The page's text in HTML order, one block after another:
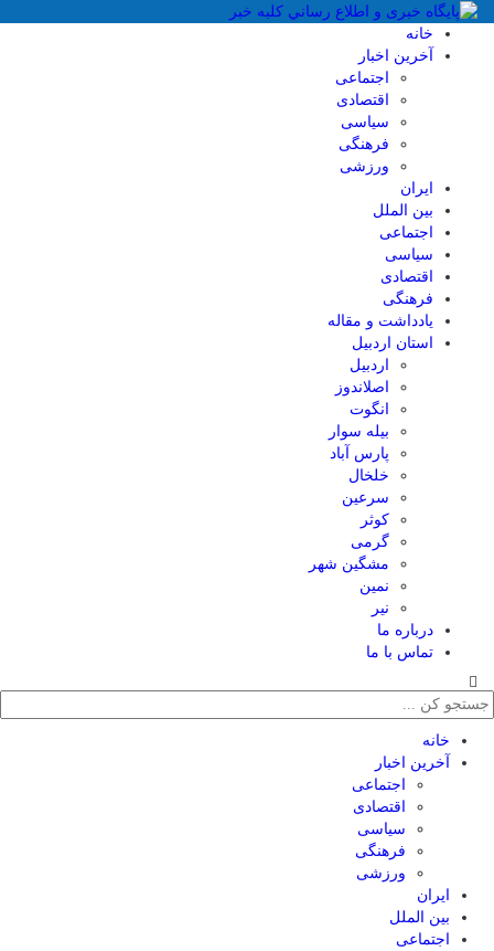
خانه
آخرین اخبار
اجتماعی
اقتصادی
سیاسی
فرهنگی
ورزشی
ایران
بین الملل
اجتماعی
سیاسی
اقتصادی
فرهنگی
یادداشت و مقاله
استان اردبیل
اردبیل
اصلاندوز
انگوت
بیله سوار
پارس آباد
خلخال
سرعین
کوثر
گرمی
مشگین شهر
نمین
نیر
درباره ما
تماس با ما
خانه
آخرین اخبار
اجتماعی
اقتصادی
سیاسی
فرهنگی
ورزشی
ایران
بین الملل
اجتماعی